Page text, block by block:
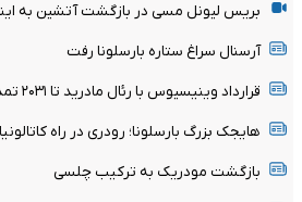
بریس لیونل مسی در بازگشت آتشین به
آرسنال سراغ ستاره بارسلونا رفت
قرارداد وینیسیوس با رئال مادرید تا ۲۰۳۱ تمدید شد
هایجک بزرگ بارسلونا؛ رودری در راه
بازگشت مودریک به ترکیب چلسی